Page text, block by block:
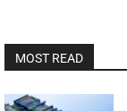
MOST READ